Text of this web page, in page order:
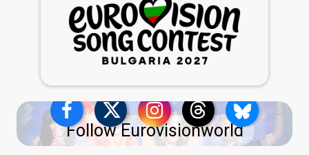
Follow Eurovisionworld